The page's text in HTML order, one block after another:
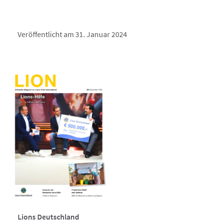
Veröffentlicht am 31. Januar 2024
Lions Deutschland